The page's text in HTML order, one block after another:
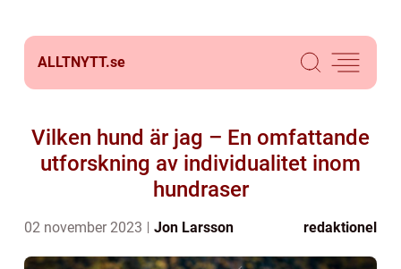
ALLTNYTT.se
Vilken hund är jag – En omfattande
utforskning av individualitet inom
hundraser
02 november 2023 Jon Larsson redaktionel